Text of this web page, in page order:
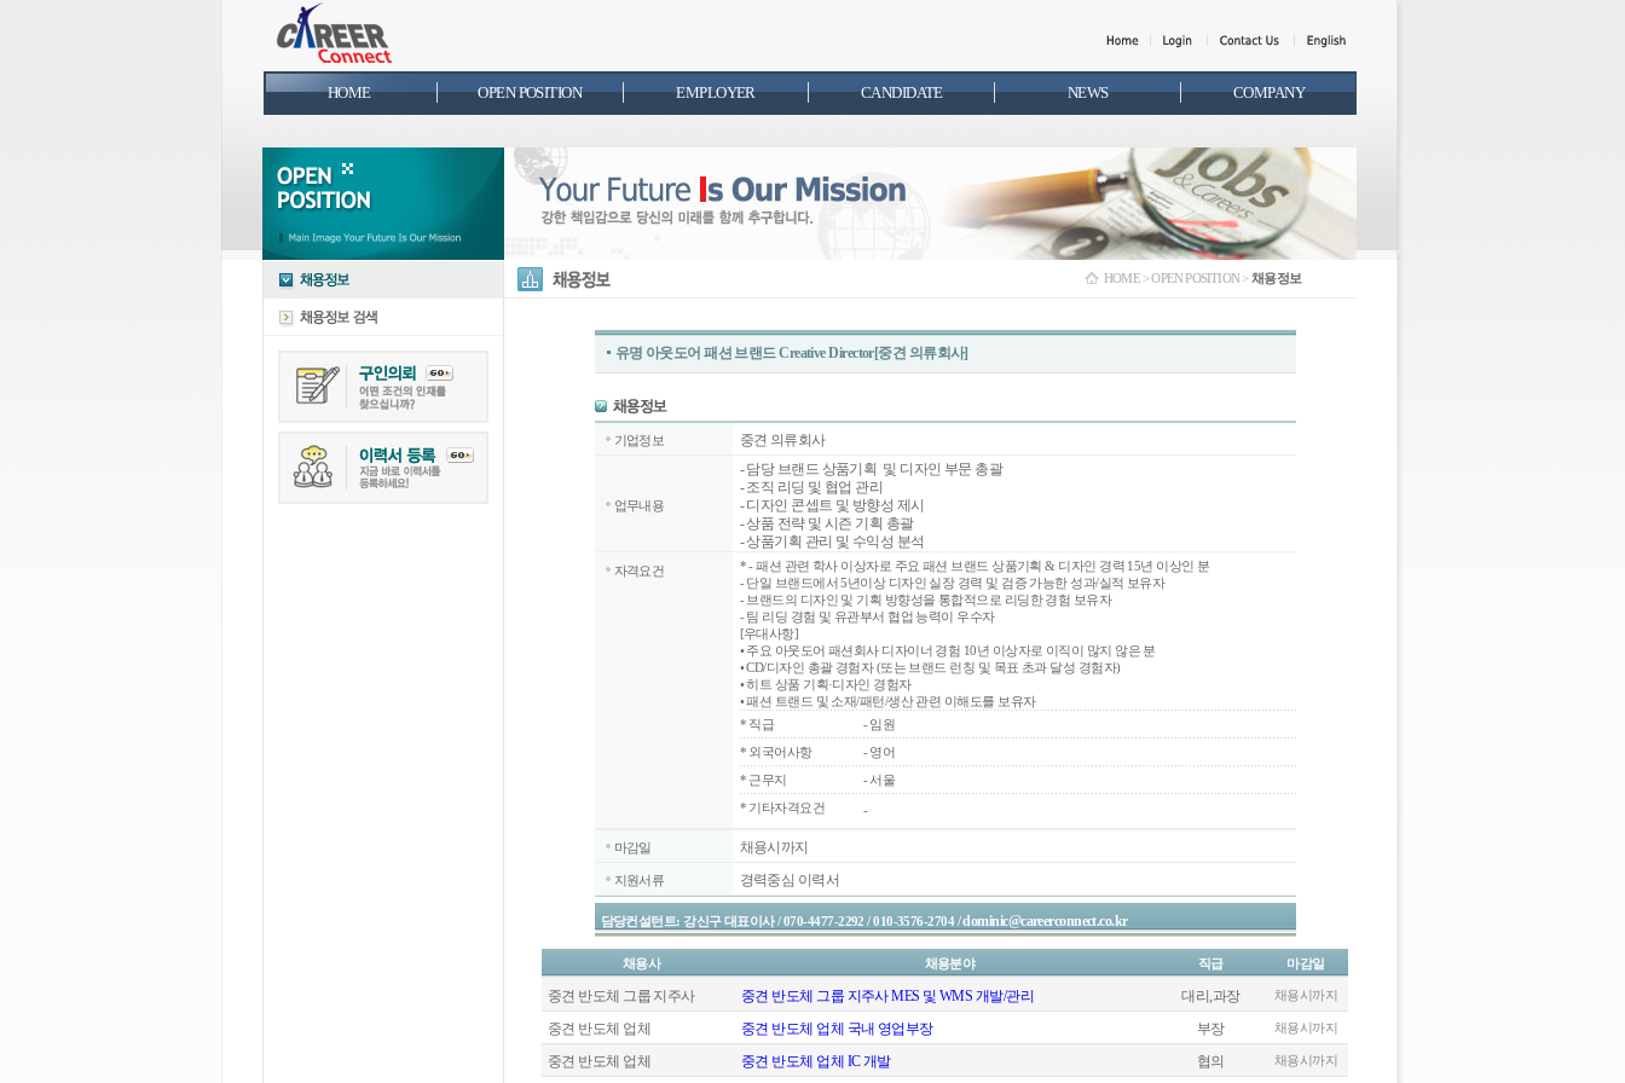
HOME OPEN POSITION EMPLOYER CANDIDATE NEWS COMPANY
HOME > OPEN POSITION > 채용정보
유명 아웃도어 패션 브랜드 Creative Director[중견 의류회사]
기업정보 중견 의류회사
업무내용
- 담당 브랜드 상품기획 및 디자인 부문 총괄
- 조직 리딩 및 협업 관리
- 디자인 콘셉트 및 방향성 제시
- 상품 전략 및 시즌 기획 총괄
- 상품기획 관리 및 수익성 분석
자격요건 *- 패션 관련 학사 이상자로 주요 패션 브랜드 상품기획 & 디자인 경력 15년 이상인 분
- 단일 브랜드에서 5년이상 디자인 실장 경력 및 검증 가능한 성과/실적 보유자
- 브랜드의 디자인 및 기획 방향성을 통합적으로 리딩한 경험 보유자
- 팀 리딩 경험 및 유관부서 협업 능력이 우수자
[우대사항]
• 주요 아웃도어 패션회사 디자이너 경험 10년 이상자로 이직이 많지 않은 분
• CD/디자인 총괄 경험자 (또는 브랜드 런칭 및 목표 초과 달성 경험자)
• 히트 상품 기획·디자인 경험자
• 패션 트랜드 및 소재/패턴/생산 관련 이해도를 보유자
* 직급
- 임원
* 외국어사항
- 영어
* 근무지
- 서울
* 기타자격요건
-
마감일 채용시까지
지원서류 경력중심 이력서
담당컨설턴트: 강신구 대표이사 / 070-4477-2292 / 010-3576-2704 /dominic@careerconnect.co.kr
채용사 채용분야 직급 마감일
중견 반도체 그룹 지주사 중견 반도체 그룹 지주사 MES 및 WMS 개발/관리 대리,과장 채용시까지
중견 반도체 업체 중견 반도체 업체 국내 영업부장 부장 채용시까지
중견 반도체 업체 중견 반도체 업체 IC 개발 협의 채용시까지